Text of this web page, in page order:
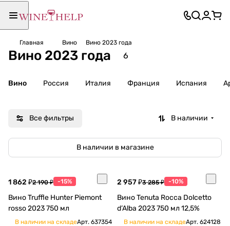
Главная Вино Вино 2023 года
Вино 2023 года 6
Вино Россия Италия Франция Испания
Все фильтры В наличии
В наличии в магазине
1 862 ₽2 190 ₽ -15%
Вино Truffle Hunter Piemont
rosso 2023 750 мл
В наличии на складеАрт. 637354
2 957 ₽3 285 ₽ -10%
Вино Tenuta Rocca Dolcetto
d’Alba 2023 750 мл 12,5%
В наличии на складеАрт. 624128